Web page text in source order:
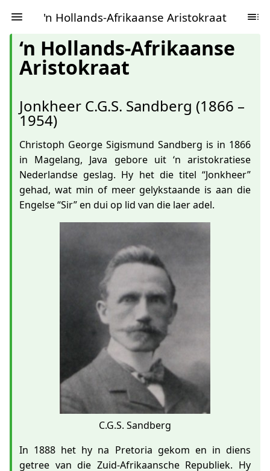
'n Hollands-Afrikaanse Aristokraat
‘n Hollands-Afrikaanse
Aristokraat
Jonkheer C.G.S. Sandberg (1866 –
1954)
Christoph George Sigismund Sandberg is in 1866
in Magelang, Java gebore uit ‘n aristokratiese
Nederlandse geslag. Hy het die titel “Jonkheer”
gehad, wat min of meer gelykstaande is aan die
Engelse “Sir” en dui op lid van die laer adel.
C.G.S. Sandberg
In 1888 het hy na Pretoria gekom en in diens
getree van die Zuid-Afrikaansche Republiek. Hy